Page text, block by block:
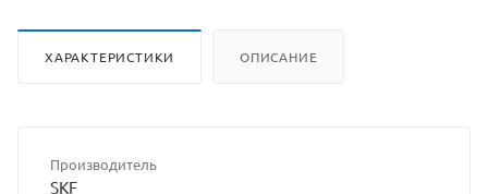
ХАРАКТЕРИСТИКИ ОПИСАНИЕ
Производитель
SKF